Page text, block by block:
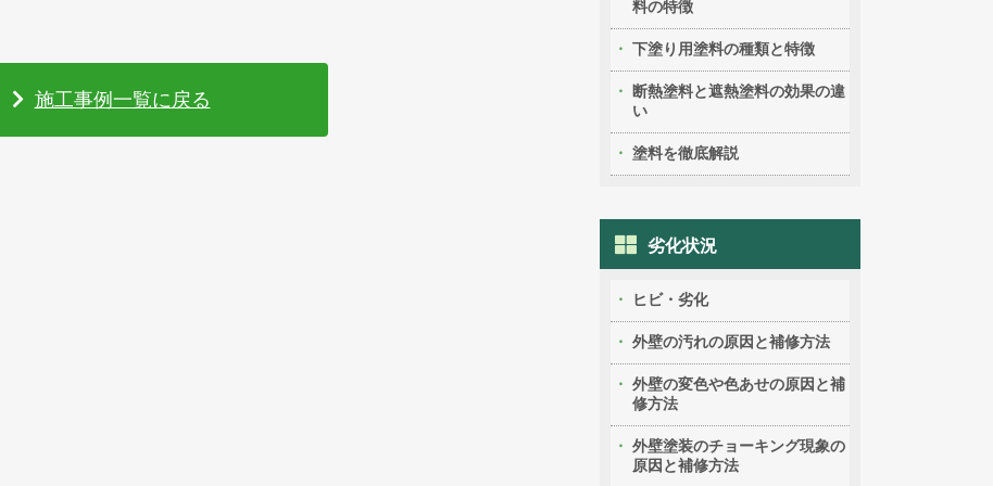
施工事例一覧に戻る
料の特徴
下塗り用塗料の種類と特徴
断熱塗料と遮熱塗料の効果の違
い
塗料を徹底解説
劣化状況
ヒビ・劣化
外壁の汚れの原因と補修方法
外壁の変色や色あせの原因と補
修方法
外壁塗装のチョーキング現象の
原因と補修方法